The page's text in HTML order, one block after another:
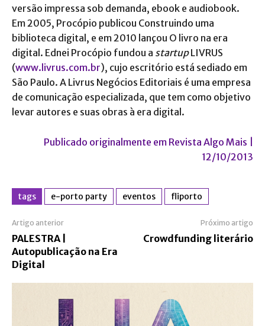
versão impressa sob demanda, ebook e audiobook.
Em 2005, Procópio publicou Construindo uma
biblioteca digital, e em 2010 lançou O livro na era
digital. Ednei Procópio fundou a startupLIVRUS
(www.livrus.com.br), cujo escritório está sediado em
São Paulo. A Livrus Negócios Editoriais é uma empresa
de comunicação especializada, que tem como objetivo
levar autores e suas obras à era digital.
Publicado originalmente em Revista Algo Mais |
12/10/2013
tags e-porto party eventos fliporto
Artigo anterior
PALESTRA |
Autopublicação na Era
Digital
Próximo artigo
Crowdfunding literário